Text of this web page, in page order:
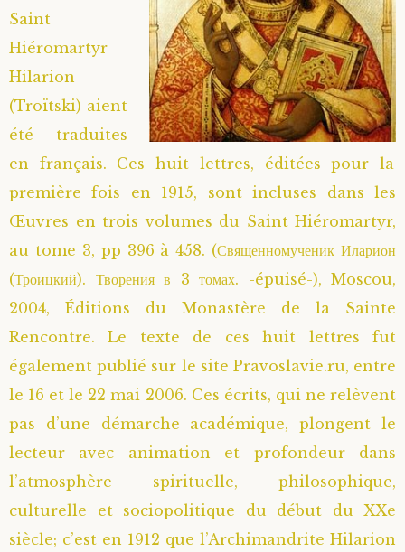
Saint
Hiéromartyr
Hilarion
(Troïtski) aient
été traduites
en français. Ces huit lettres, éditées pour la
première fois en 1915, sont incluses dans les
Œuvres en trois volumes du Saint Hiéromartyr,
au tome 3, pp 396 à 458. (Священномученик Иларион
(Троицкий). Творения в 3 томах. -épuisé-), Moscou,
2004, Éditions du Monastère de la Sainte
Rencontre. Le texte de ces huit lettres fut
également publié sur le site Pravoslavie.ru, entre
le 16 et le 22 mai 2006. Ces écrits, qui ne relèvent
pas d’une démarche académique, plongent le
lecteur avec animation et profondeur dans
l’atmosphère spirituelle, philosophique,
culturelle et sociopolitique du début du XXe
siècle; c’est en 1912 que l’Archimandrite Hilarion